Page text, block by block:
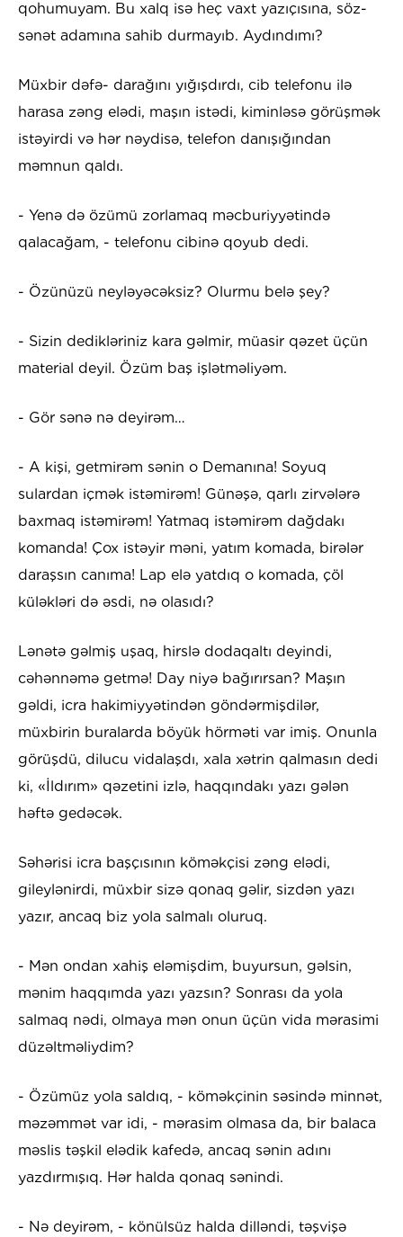
qohumuyam. Bu xalq isə heç vaxt yazıçısına, söz-
sənət adamına sahib durmayıb. Aydındımı?
Müxbir dəfə- darağını yığışdırdı, cib telefonu ilə
harasa zəng elədi, maşın istədi, kiminləsə görüşmək
istəyirdi və hər nəydisə, telefon danışığından
məmnun qaldı.
- Yenə də özümü zorlamaq məcburiyyətində
qalacağam, - telefonu cibinə qoyub dedi.
- Özünüzü neyləyəcəksiz? Olurmu belə şey?
- Sizin dedikləriniz kara gəlmir, müasir qəzet üçün
material deyil. Özüm baş işlətməliyəm.
- Gör sənə nə deyirəm…
- A kişi, getmirəm sənin o Demanına! Soyuq
sulardan içmək istəmirəm! Günəşə, qarlı zirvələrə
baxmaq istəmirəm! Yatmaq istəmirəm dağdakı
komanda! Çox istəyir məni, yatım komada, birələr
daraşsın canıma! Lap elə yatdıq o komada, çöl
küləkləri də əsdi, nə olasıdı?
Lənətə gəlmiş uşaq, hirslə dodaqaltı deyindi,
cəhənnəmə getmə! Day niyə bağırırsan? Maşın
gəldi, icra hakimiyyətindən göndərmişdilər,
müxbirin buralarda böyük hörməti var imiş. Onunla
görüşdü, dilucu vidalaşdı, xala xətrin qalmasın dedi
ki, «İldırım» qəzetini izlə, haqqındakı yazı gələn
həftə gedəcək.
Səhərisi icra başçısının köməkçisi zəng elədi,
gileylənirdi, müxbir sizə qonaq gəlir, sizdən yazı
yazır, ancaq biz yola salmalı oluruq.
- Mən ondan xahiş eləmişdim, buyursun, gəlsin,
mənim haqqımda yazı yazsın? Sonrası da yola
salmaq nədi, olmaya mən onun üçün vida mərasimi
düzəltməliydim?
- Özümüz yola saldıq, - köməkçinin səsində minnət,
məzəmmət var idi, - mərasim olmasa da, bir balaca
məslis təşkil elədik kafedə, ancaq sənin adını
yazdırmışıq. Hər halda qonaq sənindi.
- Nə deyirəm, - könülsüz halda dilləndi, təşvişə